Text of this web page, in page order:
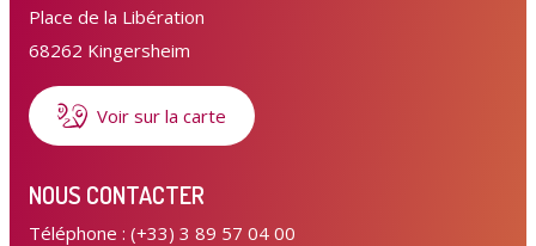
Place de la Libération
68262 Kingersheim
Voir sur la carte
NOUS CONTACTER
Téléphone : (+33) 3 89 57 04 00